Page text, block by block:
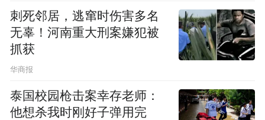
刺死邻居，逃窜时伤害多名
无辜！河南重大刑案嫌犯被
抓获
华商报
泰国校园枪击案幸存老师：
他想杀我时刚好子弹用完